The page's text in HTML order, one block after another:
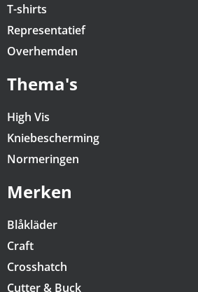
T-shirts
Representatief
Overhemden
Thema's
High Vis
Kniebescherming
Normeringen
Merken
Blåkläder
Craft
Crosshatch
Cutter & Buck